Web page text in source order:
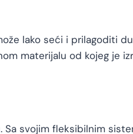
lako seći i prilagoditi
materijalu od kojeg je
svojim fleksibilnim